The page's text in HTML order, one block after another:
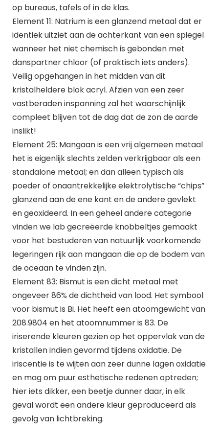
op bureaus, tafels of in de klas.
Element 11: Natrium is een glanzend metaal dat er
identiek uitziet aan de achterkant van een spiegel
wanneer het niet chemisch is gebonden met
danspartner chloor (of praktisch iets anders).
Veilig opgehangen in het midden van dit
kristalheldere blok acryl. Afzien van een zeer
vastberaden inspanning zal het waarschijnlijk
compleet blijven tot de dag dat de zon de aarde
inslikt!
Element 25: Mangaan is een vrij algemeen metaal
het is eigenlijk slechts zelden verkrijgbaar als een
standalone metaal; en dan alleen typisch als
poeder of onaantrekkelijke elektrolytische “chips”
glanzend aan de ene kant en de andere gevlekt
en geoxideerd. In een geheel andere categorie
vinden we lab gecreëerde knobbeltjes gemaakt
voor het bestuderen van natuurlijk voorkomende
legeringen rijk aan mangaan die op de bodem van
de oceaan te vinden zijn.
Element 83: Bismut is een dicht metaal met
ongeveer 86% de dichtheid van lood. Het symbool
voor bismut is Bi. Het heeft een atoomgewicht van
208.9804 en het atoomnummer is 83. De
iriserende kleuren gezien op het oppervlak van de
kristallen indien gevormd tijdens oxidatie. De
iriscentie is te wijten aan zeer dunne lagen oxidatie
en mag om puur esthetische redenen optreden;
hier iets dikker, een beetje dunner daar, in elk
geval wordt een andere kleur geproduceerd als
gevolg van lichtbreking.